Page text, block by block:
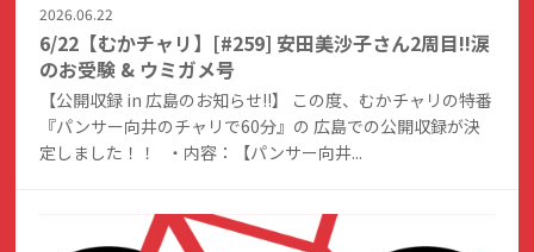
2026.06.22
6/22【むかチャリ】[#259] 安田美沙子さん2周目!!涙
のお受験 & ウミガメ号
【公開収録 in 広島のお知らせ!!】 この度、むかチャリの特番
『パンサー向井のチャリで60分』の 広島での公開収録が決
定しました！！ ・内容：【パンサー向井...